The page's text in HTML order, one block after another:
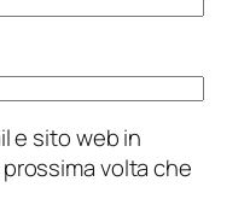
e sito web in
volta che